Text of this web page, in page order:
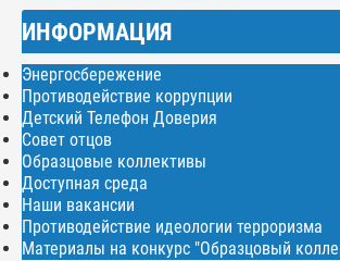
ИНФОРМАЦИЯ
Энергосбережение
Противодействие коррупции
Детский Телефон Доверия
Совет отцов
Образцовые коллективы
Доступная среда
Наши вакансии
Противодействие идеологии терроризма
Материалы на конкурс "Образцовый